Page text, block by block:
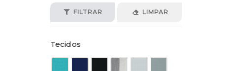
FILTRAR LIMPAR
Tecidos